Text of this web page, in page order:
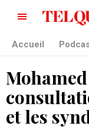
Accueil
et les